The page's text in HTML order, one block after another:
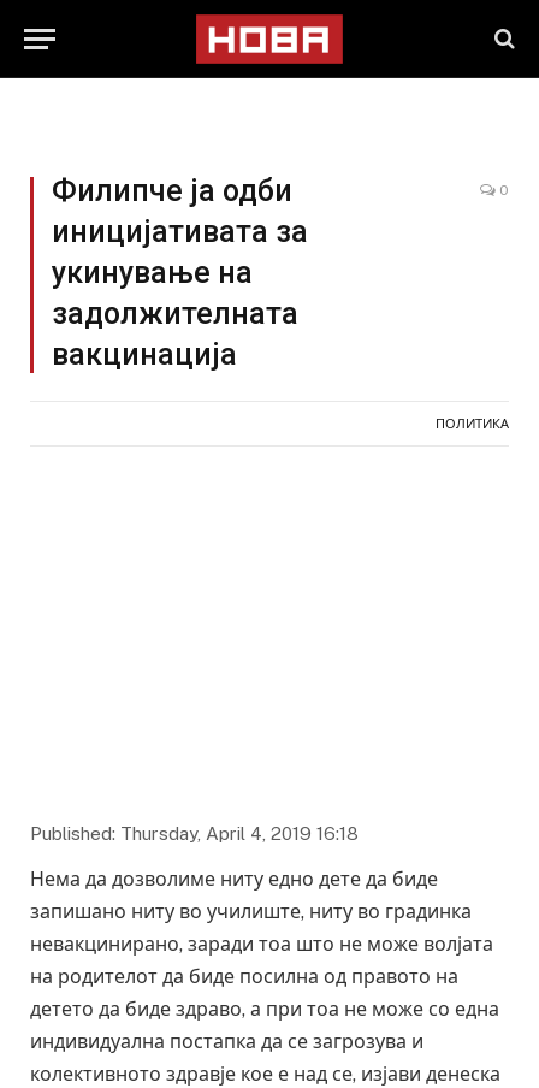
Филипче ја одби
иницијативата за
укинување на
задолжителната
вакцинација
0
ПОЛИТИКА
Published: Thursday, April 4, 2019 16:18
Нема да дозволиме ниту едно дете да биде
запишано ниту во училиште, ниту во градинка
невакцинирано, заради тоа што не може волјата
на родителот да биде посилна од правото на
детето да биде здраво, а при тоа не може со една
индивидуална постапка да се загрозува и
колективното здравје кое е над се, изјави денеска